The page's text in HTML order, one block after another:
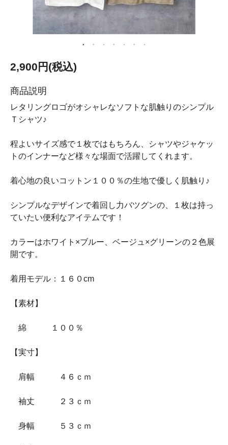
2,900円(税込)
商品説明
レタリングロゴがオシャレなソフトな肌触りのシンプル
Ｔシャツ♪
程よいサイズ感で１枚ではもちろん、シャツやジャケッ
トのインナーなど様々な場面で活躍してくれます。
着心地の良いコットン１００％の生地で優しく肌触り♪
シンプルなデザインで着回し力バツグンの、１枚は持っ
ていたい便利なアイテムです！
カラーはホワイト×ブルー、ベージュ×グリーンの２色展
開です。
着用モデル：１６０cm
【素材】
綿 １００％
【実寸】
肩幅 ４６ｃｍ
袖丈 ２３ｃｍ
身幅 ５３ｃｍ